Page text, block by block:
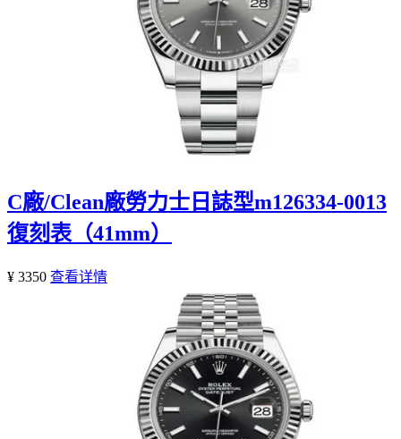
C廠/Clean廠勞力士日誌型m126334-0013
復刻表（41mm）
¥ 3350 查看详情